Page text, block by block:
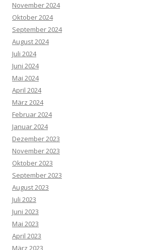
November 2024
Oktober 2024
September 2024
August 2024
Juli 2024
Juni 2024
Mai 2024
April 2024
März 2024
Februar 2024
Januar 2024
Dezember 2023
November 2023
Oktober 2023
September 2023
August 2023
Juli 2023
Juni 2023
Mai 2023
April 2023